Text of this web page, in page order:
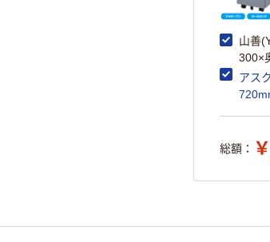
山善
300×
アスクル
総額：